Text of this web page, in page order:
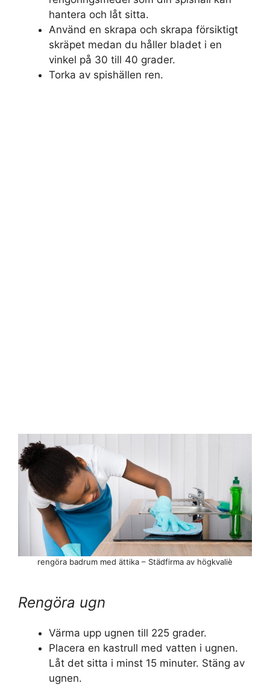
hantera och låt sitta.
Använd en skrapa och skrapa försiktigt
skräpet medan du håller bladet i en
vinkel på 30 till 40 grader.
Torka av spishällen ren.
Rengöra ugn
Värma upp ugnen till 225 grader.
Placera en kastrull med vatten i ugnen.
Låt det sitta i minst 15 minuter. Stäng av
ugnen.
rengöra badrum med ättika – Städfirma av högkvaliè